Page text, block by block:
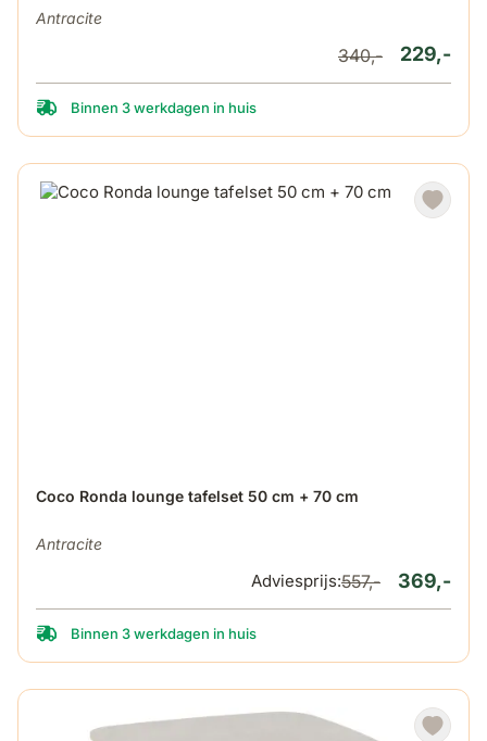
Antracite
229,-
340,-
Binnen 3 werkdagen in huis
Coco Ronda lounge tafelset 50 cm + 70 cm
Antracite
De prijs is afhankelijk van de gekozen opties op de
369,-
Adviesprijs:557,-
Binnen 3 werkdagen in huis